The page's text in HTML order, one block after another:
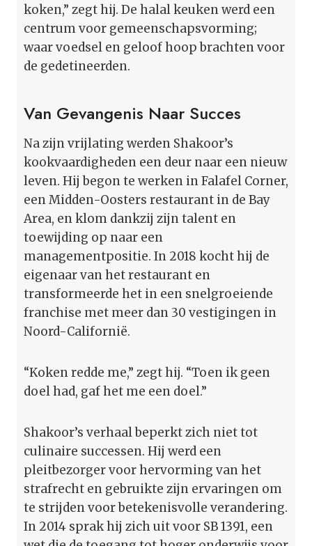
koken,” zegt hij. De halal keuken werd een
centrum voor gemeenschapsvorming;
waar voedsel en geloof hoop brachten voor
de gedetineerden.
Van Gevangenis Naar Succes
Na zijn vrijlating werden Shakoor’s
kookvaardigheden een deur naar een nieuw
leven. Hij begon te werken in Falafel Corner,
een Midden-Oosters restaurant in de Bay
Area, en klom dankzij zijn talent en
toewijding op naar een
managementpositie. In 2018 kocht hij de
eigenaar van het restaurant en
transformeerde het in een snelgroeiende
franchise met meer dan 30 vestigingen in
Noord-Californië.
“Koken redde me,” zegt hij. “Toen ik geen
doel had, gaf het me een doel.”
Shakoor’s verhaal beperkt zich niet tot
culinaire successen. Hij werd een
pleitbezorger voor hervorming van het
strafrecht en gebruikte zijn ervaringen om
te strijden voor betekenisvolle verandering.
In 2014 sprak hij zich uit voor SB 1391, een